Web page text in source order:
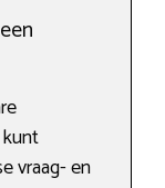
vraag- en